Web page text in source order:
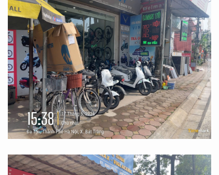
XIN CHÀO,
TÔI LÀ CHATBOT CỦA